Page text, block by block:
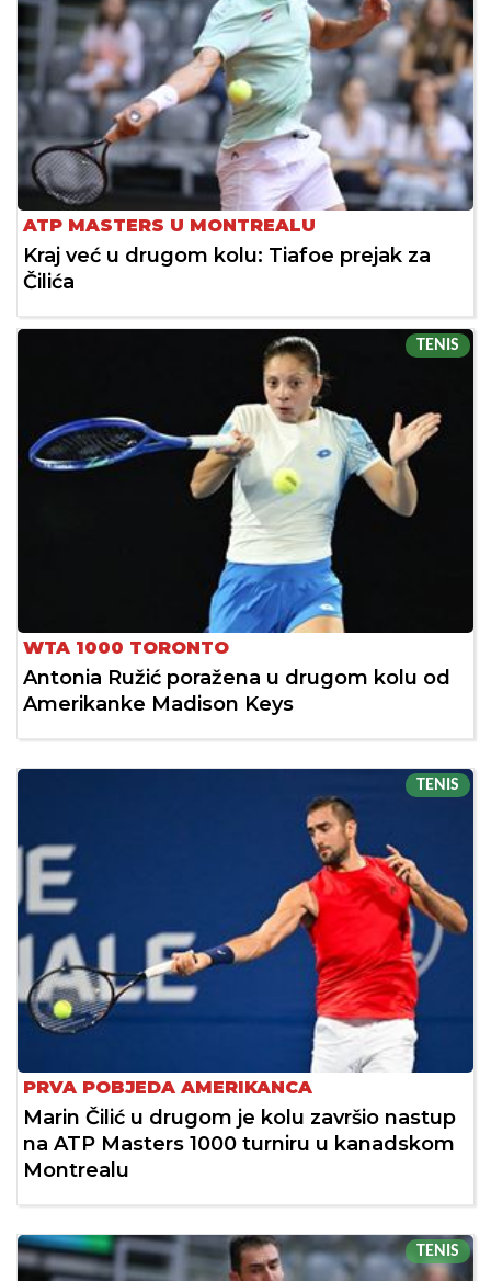
ATP MASTERS U MONTREALU
Kraj već u drugom kolu: Tiafoe prejak za
Čilića
TENIS
WTA 1000 TORONTO
Antonia Ružić poražena u drugom kolu od
Amerikanke Madison Keys
TENIS
PRVA POBJEDA AMERIKANCA
Marin Čilić u drugom je kolu završio nastup
na ATP Masters 1000 turniru u kanadskom
Montrealu
TENIS